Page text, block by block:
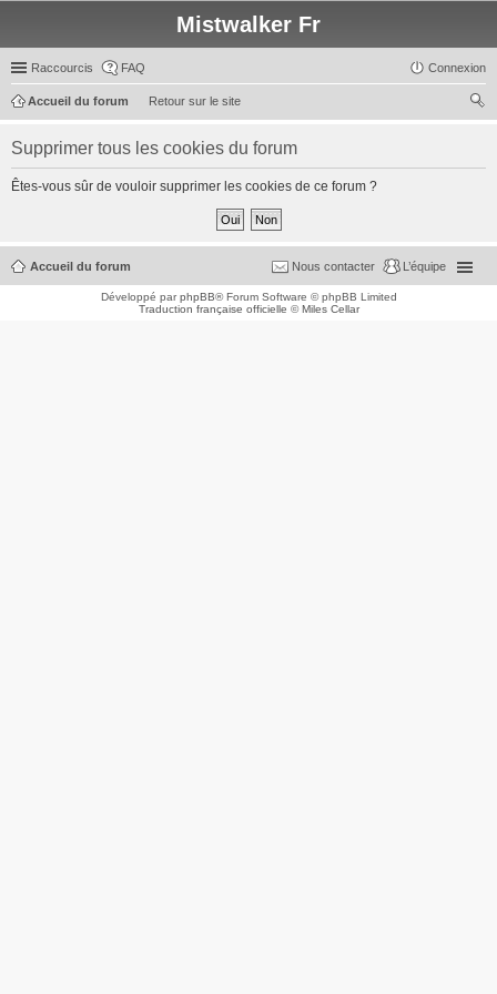
Mistwalker Fr
Raccourcis FAQ Connexion
Retour sur le site
Accueil du forum
Supprimer tous les cookies du forum
Êtes-vous sûr de vouloir supprimer les cookies de ce forum ?
Accueil du forum L’équipe
Nous contacter
Développé parphpBB® Forum Software © phpBB Limited
Traduction française officielle ©Miles Cellar